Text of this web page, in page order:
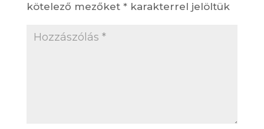
kötelező mezőket *karakterrel jelöltük